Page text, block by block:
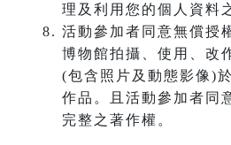
理及利用您的個人資料
活動參加者同意無償授
博物館拍攝、使用、改
(包含照片及動態影像)
作品。且活動參加者同
完整之著作權。